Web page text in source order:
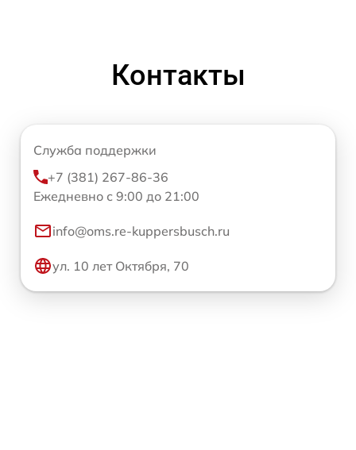
Контакты
Служба поддержки
+7 (381) 267-86-36
Ежедневно с 9:00 до 21:00
info@oms.re-kuppersbusch.ru
ул. 10 лет Октября, 70